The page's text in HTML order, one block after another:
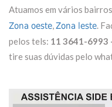
Atuamos em vários
Zona oeste,Zona leste.
pelos tels: 11 3641-6993
tire suas dúvidas pelo